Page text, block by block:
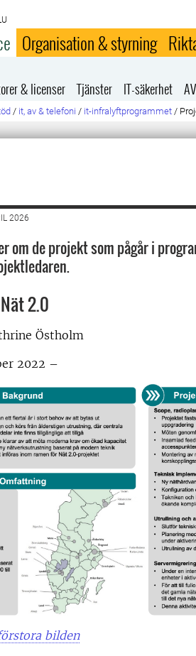
Organisation & styrning
& licenser Tjänster IT-säkerhet
/ it, av & telefoni / it-infralyftprogrammet /
2026
om de projekt som pågår i
2.0
Östholm
2022 –
bilden